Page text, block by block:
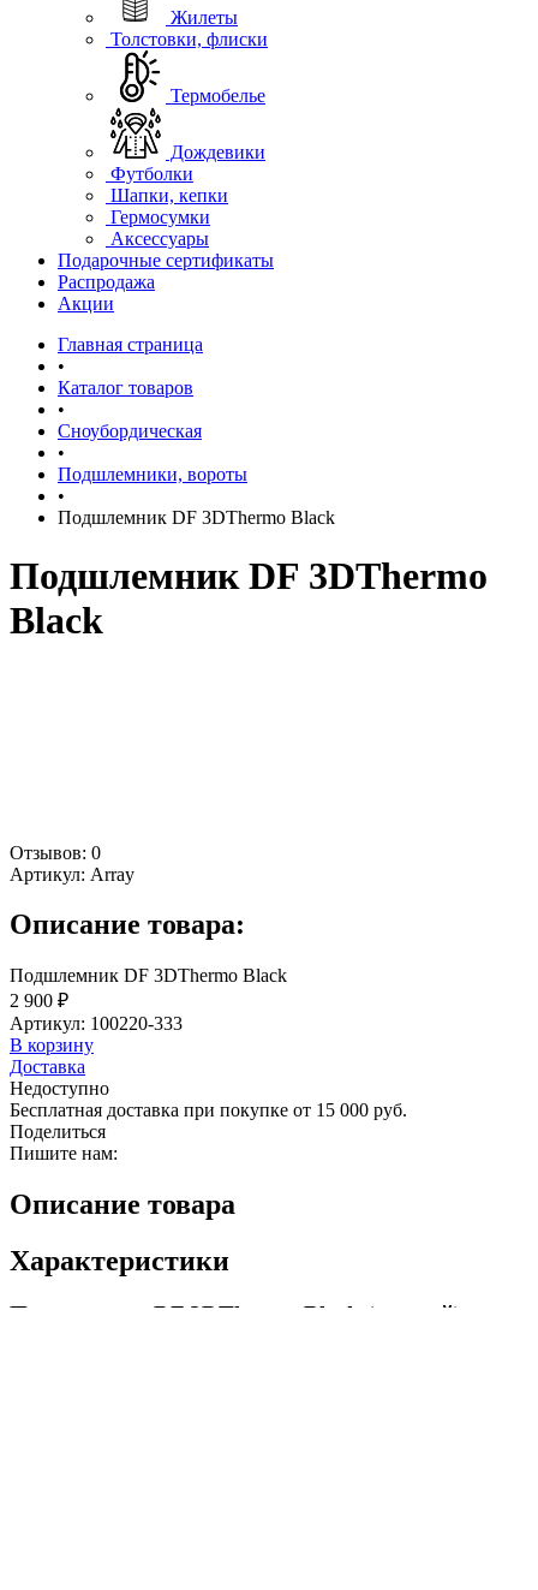
Жилеты
Толстовки, флиски
Термобелье
Дождевики
Футболки
Шапки, кепки
Гермосумки
Аксессуары
Подарочные сертификаты
Распродажа
Акции
Главная страница
•
Каталог товаров
•
Сноубордическая
•
Подшлемники, вороты
•
Подшлемник DF 3DThermo Black
Подшлемник DF 3DThermo
Black
Отзывов: 0
Артикул: Array
Описание товара:
Подшлемник DF 3DThermo Black
2 900 ₽
Артикул: 100220-333
В корзину
Доставка
Недоступно
Бесплатная доставка при покупке от 15 000 руб.
Поделиться
Пишите нам:
Описание товара
Характеристики
Подшлемник DF 3DThermo Black (черный)